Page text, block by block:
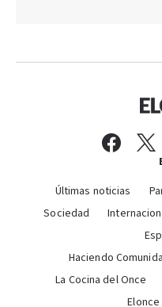
Últimas noticias
Sociedad
Haciendo
La Cocina del Once